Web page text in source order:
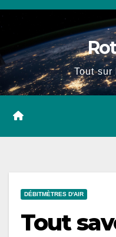
Skip
to
content
Tout sur
DÉBITMÈTRES D'AIR
Tout